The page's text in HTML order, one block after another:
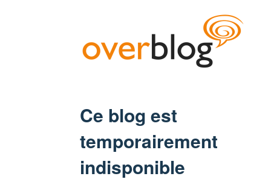
Ce blog est
temporairement
indisponible